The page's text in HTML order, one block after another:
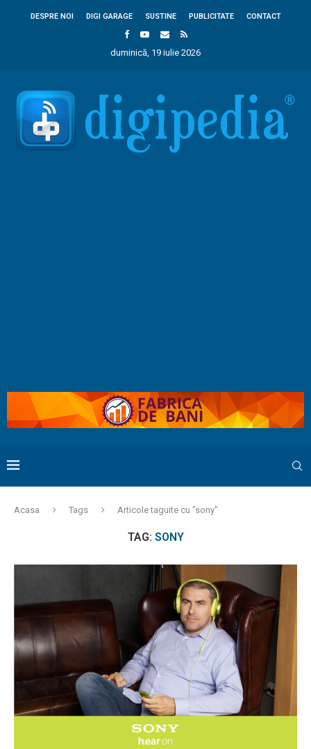
DESPRE NOI DIGI GARAGE SUSTINE PUBLICITATE CONTACT
duminică, 19 iulie 2026
Acasa Tags Articole taguite cu "sony"
TAG: SONY